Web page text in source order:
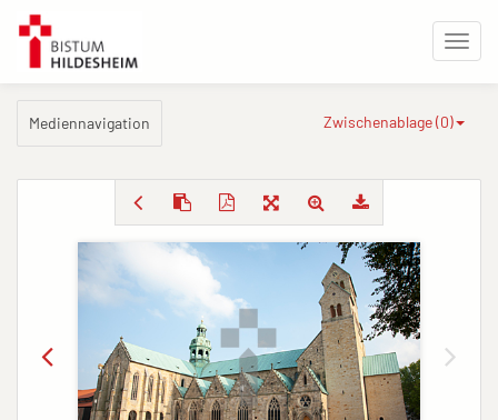
Mediennavigation Zwischenablage (0)